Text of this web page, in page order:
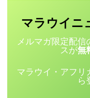
マラウイニ
メルマガ限定配信
スが無
マラウイ・アフリ
ら